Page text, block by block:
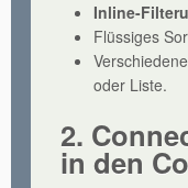
Inline-
Flüssiges
oder Liste.
2.
in den